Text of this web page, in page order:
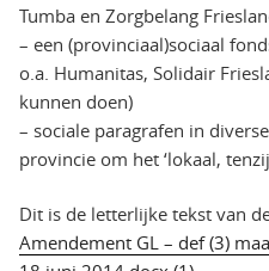
Tumba en Zorgbelang
– een (provinciaal)sociaal
o.a. Humanitas, Solidair
kunnen doen)
– sociale paragrafen in
provincie om het ‘lokaal,
Dit is de letterlijke tekst van
Amendement GL – def (3)